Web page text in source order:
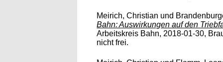
Meirich, Christian und
Bahn: Auswirkungen auf den
Arbeitskreis Bahn, 2018-01-30,
nicht frei.